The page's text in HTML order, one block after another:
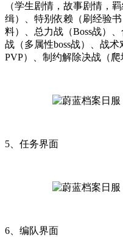
（学生剧情，故事剧情，
缉）、特别依赖（刷经验
料）、总力战（Boss战）
战（多属性boss战）、战
PVP）、制约解除决战（爬
5、任务界面
6、编队界面